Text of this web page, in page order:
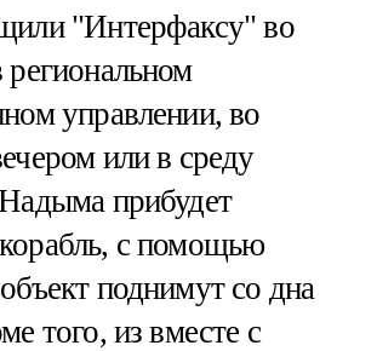
"Интерфаксу" во
региональном
управлении, во
или в среду
прибудет
с помощью
поднимут со дна
того, из вместе с